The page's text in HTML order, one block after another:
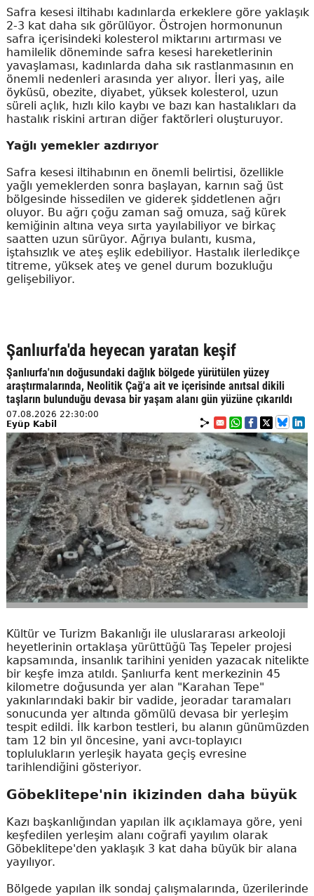
Safra kesesi iltihabı kadınlarda erkeklere göre yaklaşık
2-3 kat daha sık görülüyor. Östrojen hormonunun
safra içerisindeki kolesterol miktarını artırması ve
hamilelik döneminde safra kesesi hareketlerinin
yavaşlaması, kadınlarda daha sık rastlanmasının en
önemli nedenleri arasında yer alıyor. İleri yaş, aile
öyküsü, obezite, diyabet, yüksek kolesterol, uzun
süreli açlık, hızlı kilo kaybı ve bazı kan hastalıkları da
hastalık riskini artıran diğer faktörleri oluşturuyor.
Yağlı yemekler azdırıyor
Safra kesesi iltihabının en önemli belirtisi, özellikle
yağlı yemeklerden sonra başlayan, karnın sağ üst
bölgesinde hissedilen ve giderek şiddetlenen ağrı
oluyor. Bu ağrı çoğu zaman sağ omuza, sağ kürek
kemiğinin altına veya sırta yayılabiliyor ve birkaç
saatten uzun sürüyor. Ağrıya bulantı, kusma,
iştahsızlık ve ateş eşlik edebiliyor. Hastalık ilerledikçe
titreme, yüksek ateş ve genel durum bozukluğu
gelişebiliyor.
Şanlıurfa'da heyecan yaratan keşif
Şanlıurfa'nın doğusundaki dağlık bölgede yürütülen yüzey
araştırmalarında, Neolitik Çağ'a ait ve içerisinde anıtsal dikili
taşların bulunduğu devasa bir yaşam alanı gün yüzüne çıkarıldı
07.08.2026 22:30:00
Eyüp Kabil
Kültür ve Turizm Bakanlığı ile uluslararası arkeoloji
heyetlerinin ortaklaşa yürüttüğü Taş Tepeler projesi
kapsamında, insanlık tarihini yeniden yazacak nitelikte
bir keşfe imza atıldı. Şanlıurfa kent merkezinin 45
kilometre doğusunda yer alan "Karahan Tepe"
yakınlarındaki bakir bir vadide, jeoradar taramaları
sonucunda yer altında gömülü devasa bir yerleşim
tespit edildi. İlk karbon testleri, bu alanın günümüzden
tam 12 bin yıl öncesine, yani avcı-toplayıcı
toplulukların yerleşik hayata geçiş evresine
tarihlendiğini gösteriyor.
Göbeklitepe'nin ikizinden daha büyük
Kazı başkanlığından yapılan ilk açıklamaya göre, yeni
keşfedilen yerleşim alanı coğrafi yayılım olarak
Göbeklitepe'den yaklaşık 3 kat daha büyük bir alana
yayılıyor.
Bölgede yapılan ilk sondaj çalışmalarında, üzerilerinde